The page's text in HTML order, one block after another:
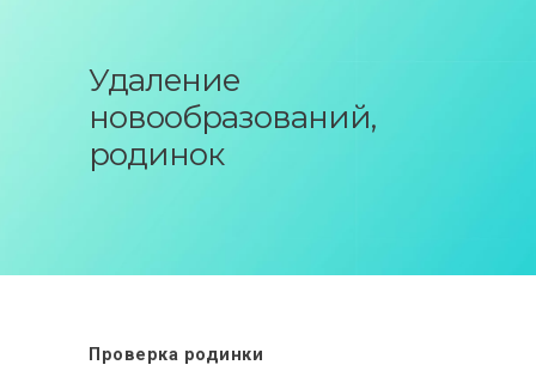
Удаление
новообразований,
родинок
АКЦИИ
ФОТО ДО-ПОСЛЕ
ОТЗЫВЫ
Проверка родинки